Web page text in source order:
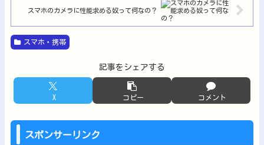
スマホのカメラに性能求める奴って何なの？
スマホ・携帯
記事をシェアする
X コピー コメント
スポンサーリンク